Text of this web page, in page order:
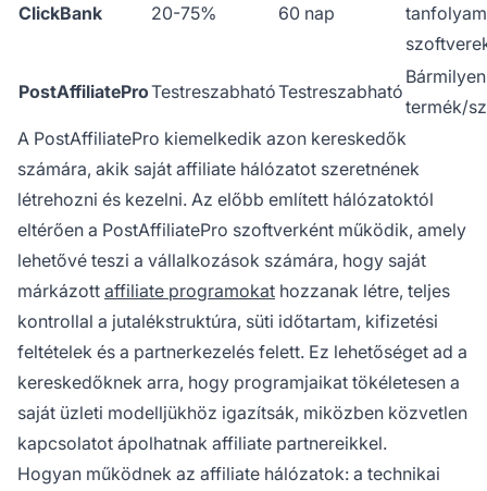
ClickBank 20-75% 60 nap
PostAffiliateProTestreszabhatóTestreszabható
Bármilyen
termék/
A PostAffiliatePro kiemelkedik azon kereskedők
számára, akik saját affiliate hálózatot szeretnének
létrehozni és kezelni. Az előbb említett hálózatoktól
eltérően a PostAffiliatePro szoftverként működik, amely
lehetővé teszi a vállalkozások számára, hogy saját
márkázott affiliate programokat hozzanak létre, teljes
kontrollal a jutalékstruktúra, süti időtartam, kifizetési
feltételek és a partnerkezelés felett. Ez lehetőséget ad a
kereskedőknek arra, hogy programjaikat tökéletesen a
saját üzleti modelljükhöz igazítsák, miközben közvetlen
kapcsolatot ápolhatnak affiliate partnereikkel.
Hogyan működnek az affiliate hálózatok: a technikai